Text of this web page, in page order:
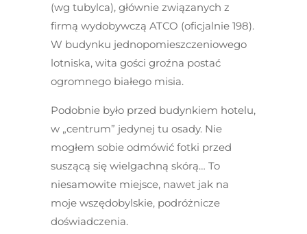
(wg tubylca), głównie związanych z
firmą wydobywczą ATCO (oficjalnie 198).
W budynku jednopomieszczeniowego
lotniska, wita gości groźna postać
ogromnego białego misia.
Podobnie było przed budynkiem hotelu,
w „centrum” jedynej tu osady. Nie
mogłem sobie odmówić fotki przed
suszącą się wielgachną skórą… To
niesamowite miejsce, nawet jak na
moje wszędobylskie, podróżnicze
doświadczenia.